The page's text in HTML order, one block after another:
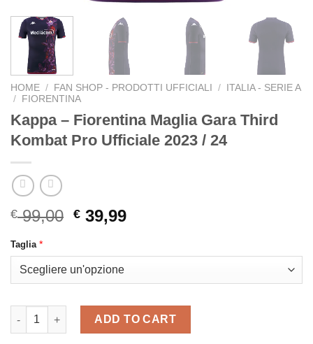
HOME / FAN SHOP - PRODOTTI UFFICIALI /
ITALIA - SERIE A
/
FIORENTINA
Kappa – Fiorentina Maglia Gara Third
Kombat Pro Ufficiale 2023 / 24
€99,00 Original
€ 99,00.
€ 39,99Current
Taglia *
Kappa - Fiorentina Maglia Gara Third Kombat Pro Ufficiale
ADD TO CART